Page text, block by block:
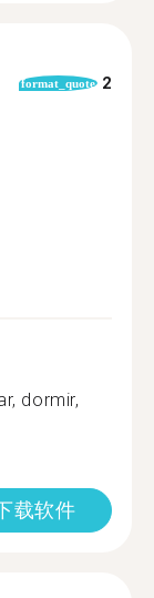
format_quote 2
dormir,
载软件